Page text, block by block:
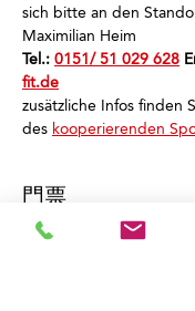
sich bitte an den
Maximilian Heim
Tel.: 0151/ 51 029 628
fit.de
zusätzliche Infos finden
des kooperierenden
門票